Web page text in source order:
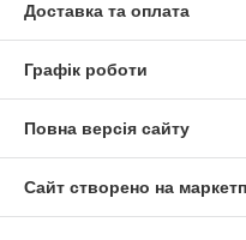
Доставка та оплата
Графік роботи
Повна версія сайту
Сайт створено на